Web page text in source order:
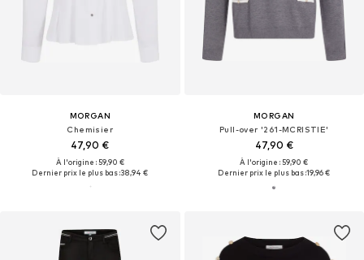
MORGAN
Chemisier
47,90 €
À l'origine : 59,90 €
Dernier prix le plus bas :38,94 €
MORGAN
Pull-over '261-MCRISTIE'
47,90 €
À l'origine : 59,90 €
Dernier prix le plus bas :19,96 €